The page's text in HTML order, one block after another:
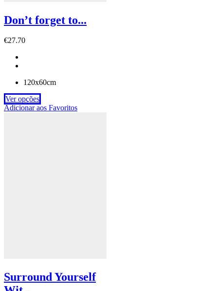
Don’t forget to...
€27.70
120x60cm
Ver opções
Adicionar aos Favoritos
Surround Yourself